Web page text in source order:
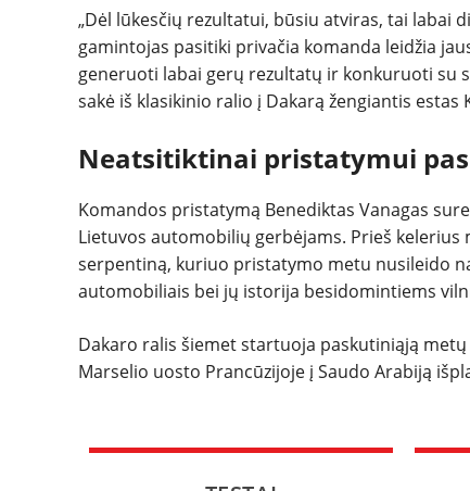
„Dėl lūkesčių rezultatui, būsiu atviras, tai labai
gamintojas pasitiki privačia komanda leidžia
generuoti labai gerų rezultatų ir konkuruoti su
sakė iš klasikinio ralio į Dakarą žengiantis estas
Neatsitiktinai pristatymui
Komandos pristatymą Benediktas Vanagas
Lietuvos automobilių gerbėjams. Prieš
serpentiną, kuriuo pristatymo metu nusileido
automobiliais bei jų istorija besidomintiems
Dakaro ralis šiemet startuoja paskutiniąją
Marselio uosto Prancūzijoje į Saudo Arabiją